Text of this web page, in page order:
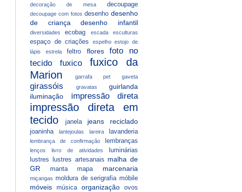
decoração de mesa decoupage
decoupage com fotos desenho desenho
de criança
desenho infantil
diversidades ecobag escada esculturas
espaço de criações espelho estojo de
lápis
estrela feltro flores
foto no
tecido
fuxico
fuxico da
Marion
garrafa pet gaveta
girassóis gravatas
guirlanda
iluminação
impressão direta
impressão direta em
tecido
janela jeans reciclado
joaninha lantejoulas lareira lavanderia
lembrança de confirmação lembranças
lenços livro de atividades
luminárias
lustres
lustres artesanais malha de
GR
manta mapa marcenaria
miçangas moldura de serigrafia móbile
móveis música organização ovos